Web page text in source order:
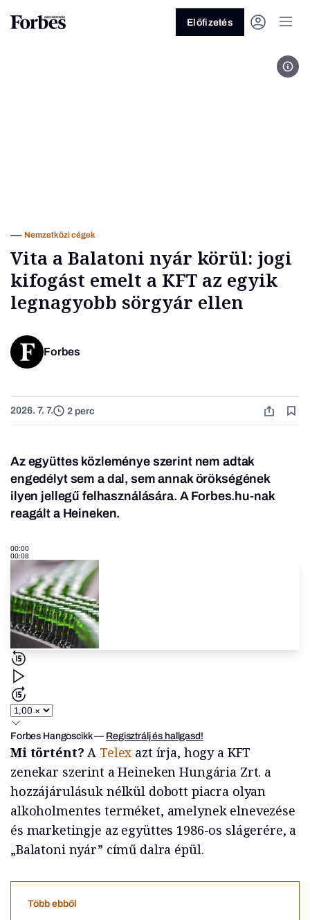
Üzlet
Előfizetés
Nemzetközi cégek
Vita a Balatoni nyár körül: jogi
kifogást emelt a KFT az egyik
legnagyobb sörgyár ellen
Forbes
2026. 7. 7. 2 perc
Az együttes közleménye szerint nem adtak
engedélyt sem a dal, sem annak örökségének
ilyen jellegű felhasználására. A Forbes.hu-nak
reagált a Heineken.
00:00
00:08
Forbes Hangoscikk— Regisztrálj és hallgasd!
Mi történt?A Telex azt írja, hogy a KFT
zenekar szerint a Heineken Hungária Zrt. a
hozzájárulásuk nélkül dobott piacra olyan
alkoholmentes terméket, amelynek elnevezése
és marketingje az együttes 1986-os slágerére, a
„Balatoni nyár” című dalra épül.
Több ebből